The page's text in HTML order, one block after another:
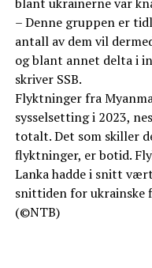
– Denne gruppen er
antall av dem vil
og blant annet delta i
skriver SSB.
Flyktninger fra
sysselsetting i 2023,
totalt. Det som skiller
flyktninger, er botid.
Lanka hadde i snitt
snittiden for ukrainske
(©NTB)